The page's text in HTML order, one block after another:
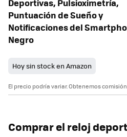
Deportivas, Pulsioximetría,
Puntuación de Sueño y
Notificaciones del
Negro
Hoy sin stock en Amazon
El precio podría variar. Obtenemos
Comprar el reloj